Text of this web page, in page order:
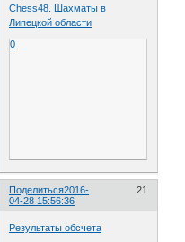
Chess48. Шахматы в
Липецкой области
0
Поделиться 21
2016-
04-28 15:56:36
Результаты обсчета